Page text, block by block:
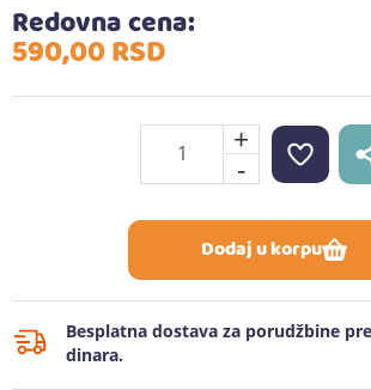
Redovna cena:
590,00RSD
+
-
Dodaj u korpu
Besplatna dostava za porudžbine
dinara.